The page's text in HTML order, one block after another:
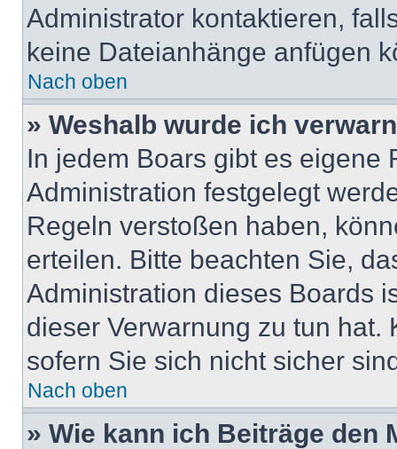
Administrator kontaktieren,
keine Dateianhänge anfügen
Nach oben
» Weshalb wurde ich
In jedem Boars gibt es eigene
Administration festgelegt
Regeln verstoßen haben,
erteilen. Bitte beachten Sie,
Administration dieses Boards
dieser Verwarnung zu tun hat.
sofern Sie sich nicht sicher
Nach oben
» Wie kann ich Beiträge den